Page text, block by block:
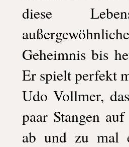
diese
Geheimnis bis
Er spielt perfekt
Udo Vollmer,
paar Stangen
ab und zu mal